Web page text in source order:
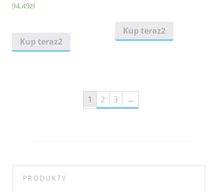
94,49zł
Kup teraz2
Kup teraz2
1 2 3 →
PRODUKTY